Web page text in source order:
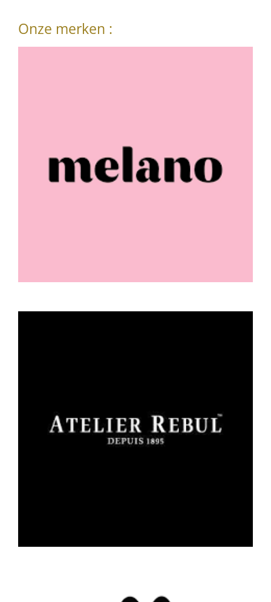
Onze merken :